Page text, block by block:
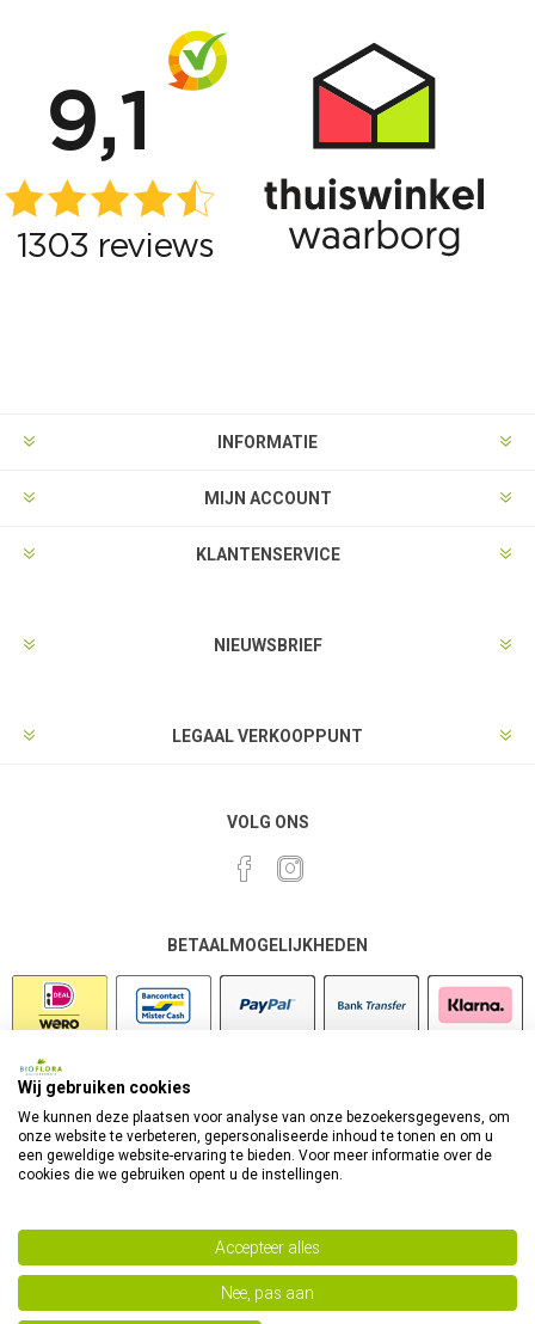
INFORMATIE
MIJN ACCOUNT
KLANTENSERVICE
NIEUWSBRIEF
LEGAAL VERKOOPPUNT
VOLG ONS
BETAALMOGELIJKHEDEN
Powered bynopCommerce
Wij gebruiken cookies
We kunnen deze plaatsen voor analyse van onze bezoekersgegevens, om
onze website te verbeteren, gepersonaliseerde inhoud te tonen en om u
een geweldige website-ervaring te bieden. Voor meer informatie over de
cookies die we gebruiken opent u de instellingen.
Accepteer alles
Nee, pas aan